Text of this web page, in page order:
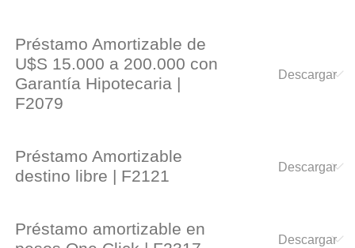
Préstamo Amortizable de
U$S 15.000 a 200.000 con
Garantía Hipotecaria |
F2079
Préstamo Amortizable
destino libre | F2121
Préstamo amortizable en